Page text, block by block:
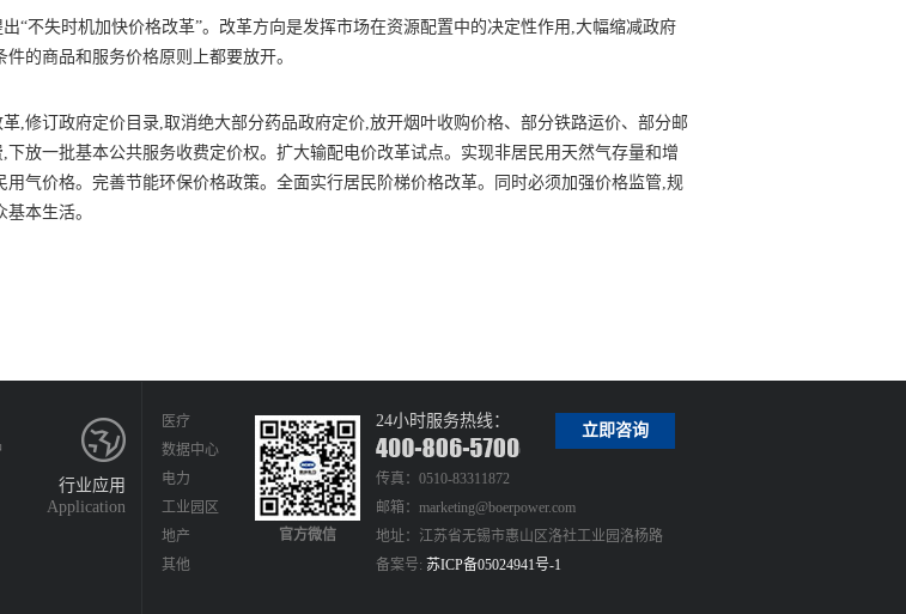
不失时机加快价格改革”。改革方向是发挥市场在资源配置中的决定性作用,大幅缩减政府
的商品和服务价格原则上都要放开。
订政府定价目录,取消绝大部分药品政府定价,放开烟叶收购价格、部分铁路运价、部分邮
下放一批基本公共服务收费定价权。扩大输配电价改革试点。实现非居民用天然气存量和增
用气价格。完善节能环保价格政策。全面实行居民阶梯价格改革。同时必须加强价格监管,规
本生活。
行业应用
Application
医疗
数据中心
电力
工业园区
地产
其他
官方微信
24小时服务热线：
立即咨询
传真：0510-83311872
邮箱：marketing@boerpower.com
地址：江苏省无锡市惠山区洛社工业园洛杨路
备案号: 苏ICP备05024941号-1